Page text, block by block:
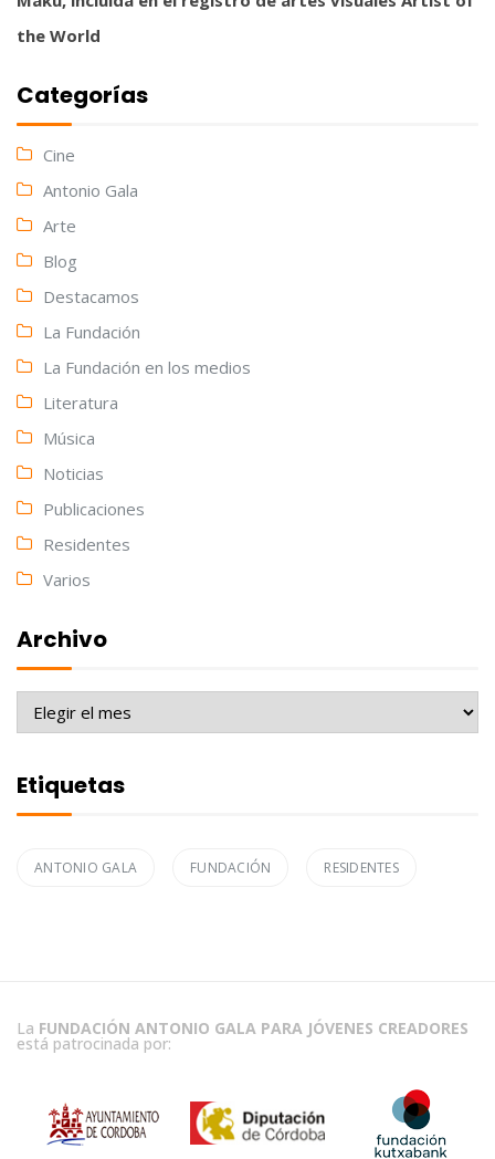
the World
Categorías
Cine
Antonio Gala
Arte
Blog
Destacamos
La Fundación
La Fundación en los medios
Literatura
Música
Noticias
Publicaciones
Residentes
Varios
Archivo
Archivo
Etiquetas
ANTONIO GALA FUNDACIÓN RESIDENTES
La FUNDACIÓN ANTONIO GALA PARA JÓVENES CREADORES
está patrocinada por: